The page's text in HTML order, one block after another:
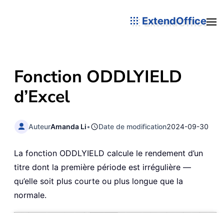
ExtendOffice
Fonction ODDLYIELD
d’Excel
AuteurAmanda Li• Date de modification2024-09-30
La fonction ODDLYIELD calcule le rendement d’un
titre dont la première période est irrégulière —
qu’elle soit plus courte ou plus longue que la
normale.